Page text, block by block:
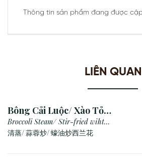
Thông tin sản phẩm đang được
LIÊN QUAN
Bông Cải Luộc/ Xào Tỏi/
Xào Dầu Hào
Broccoli Steam/ Stir-fried wiht
Garlic/ Oyster Sauce
清蒸/ 蒜蓉炒/ 蠔油炒西兰花